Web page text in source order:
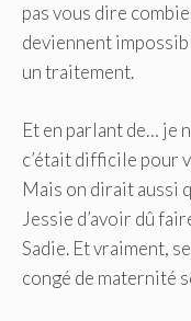
pas vous dire
deviennent
un traitement.
Et en parlant de… je
c’était difficile pour
Mais on dirait aussi
Jessie d’avoir dû
Sadie. Et vraiment,
congé de maternité